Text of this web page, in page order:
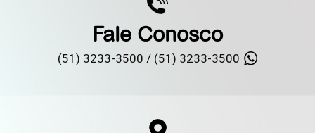
Fale Conosco
(51) 3233-3500 / (51) 3233-3500